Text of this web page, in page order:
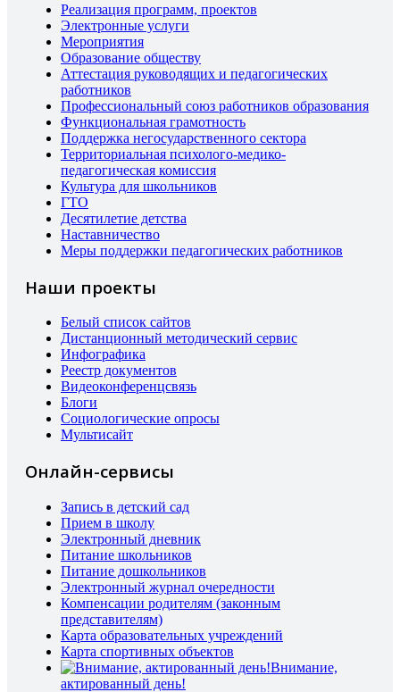
Реализация программ, проектов
Электронные услуги
Мероприятия
Образование обществу
Аттестация руководящих и педагогических
работников
Профессиональный союз работников образования
Функциональная грамотность
Поддержка негосударственного сектора
Территориальная психолого-медико-
педагогическая комиссия
Культура для школьников
ГТО
Десятилетие детства
Наставничество
Меры поддержки педагогических работников
Наши проекты
Белый список сайтов
Дистанционный методический сервис
Инфографика
Реестр документов
Видеоконференцсвязь
Блоги
Социологические опросы
Мультисайт
Онлайн-сервисы
Запись в детский сад
Прием в школу
Электронный дневник
Питание школьников
Питание дошкольников
Электронный журнал очередности
Компенсации родителям (законным
представителям)
Карта образовательных учреждений
Карта спортивных объектов
Внимание,
актированный день!